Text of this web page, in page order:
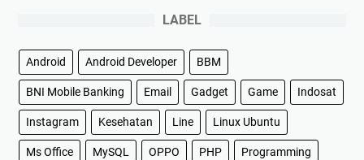
LABEL
Android Android Developer BBM
BNI Mobile Banking Email Gadget Game Indosat
Instagram Kesehatan Line Linux Ubuntu
Ms Office MySQL OPPO PHP Programming